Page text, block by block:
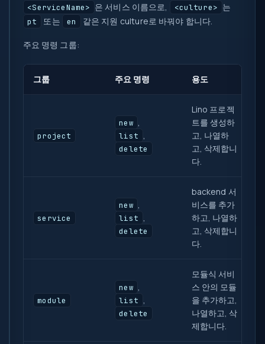
<ServiceName> 은 서비스 이름으로, <culture> 는
pt 또는 en 같은 지원 culture로 바꿔야 합니다.
주요 명령 그룹:
그룹 주요 명령 용도
project
new
list
delete
Lino 프로젝
트를 생성하
고, 나열하
고, 삭제합니
다.
service
new
list
delete
backend 서
비스를 추가
하고, 나열하
고, 삭제합니
다.
module
new
list
delete
모듈식 서비
스 안의 모듈
을 추가하고,
나열하고, 삭
제합니다.